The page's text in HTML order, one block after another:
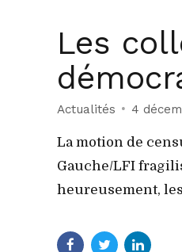
Les
Actualités 4
La motion de
Gauche/LFI
heureusement,